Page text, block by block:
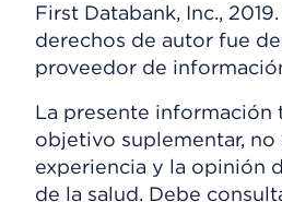
First Databank, Inc.,
derechos de autor fue
proveedor de
La presente información
objetivo suplementar, no
experiencia y la opinión
de la salud. Debe